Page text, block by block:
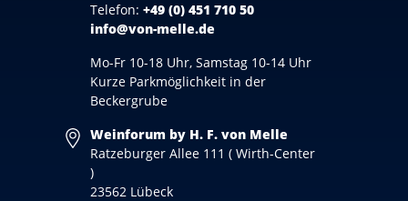
Telefon: +49 (0) 451 710 50
info@von-melle.de
Mo-Fr 10-18 Uhr, Samstag 10-14 Uhr
Kurze Parkmöglichkeit in der
Beckergrube
Weinforum by H. F. von Melle
Ratzeburger Allee 111 ( Wirth-Center
)
23562 Lübeck